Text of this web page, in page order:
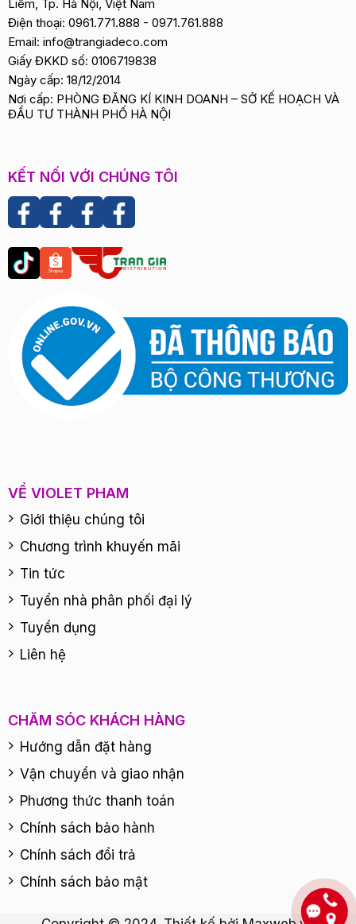
Liêm, Tp. Hà Nội, Việt Nam
Điện thoại: 0961.771.888 - 0971.761.888
Email: info@trangiadeco.com
Giấy ĐKKD số: 0106719838
Ngày cấp: 18/12/2014
Nơi cấp: PHÒNG ĐĂNG KÍ KINH DOANH – SỞ KẾ HOẠCH VÀ
ĐẦU TƯ THÀNH PHỐ HÀ NỘI
KẾT NỐI VỚI CHÚNG TÔI
VỀ VIOLET PHAM
Giới thiệu chúng tôi
Chương trình khuyến mãi
Tin tức
Tuyển nhà phân phối đại lý
Tuyển dụng
Liên hệ
CHĂM SÓC KHÁCH HÀNG
Hướng dẫn đặt hàng
Vận chuyển và giao nhận
Phương thức thanh toán
Chính sách bảo hành
Chính sách đổi trả
Chính sách bảo mật